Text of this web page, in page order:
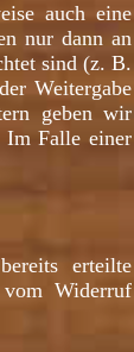
auch eine
nur dann an
sind (z. B.
Weitergabe
geben wir
Im Falle einer
erteilte
Widerruf